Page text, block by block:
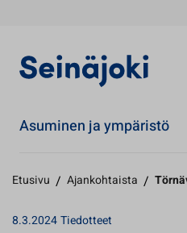
Asuminen ja ympäristö
Etusivu / Ajankohtaista /
8.3.2024Tiedotteet